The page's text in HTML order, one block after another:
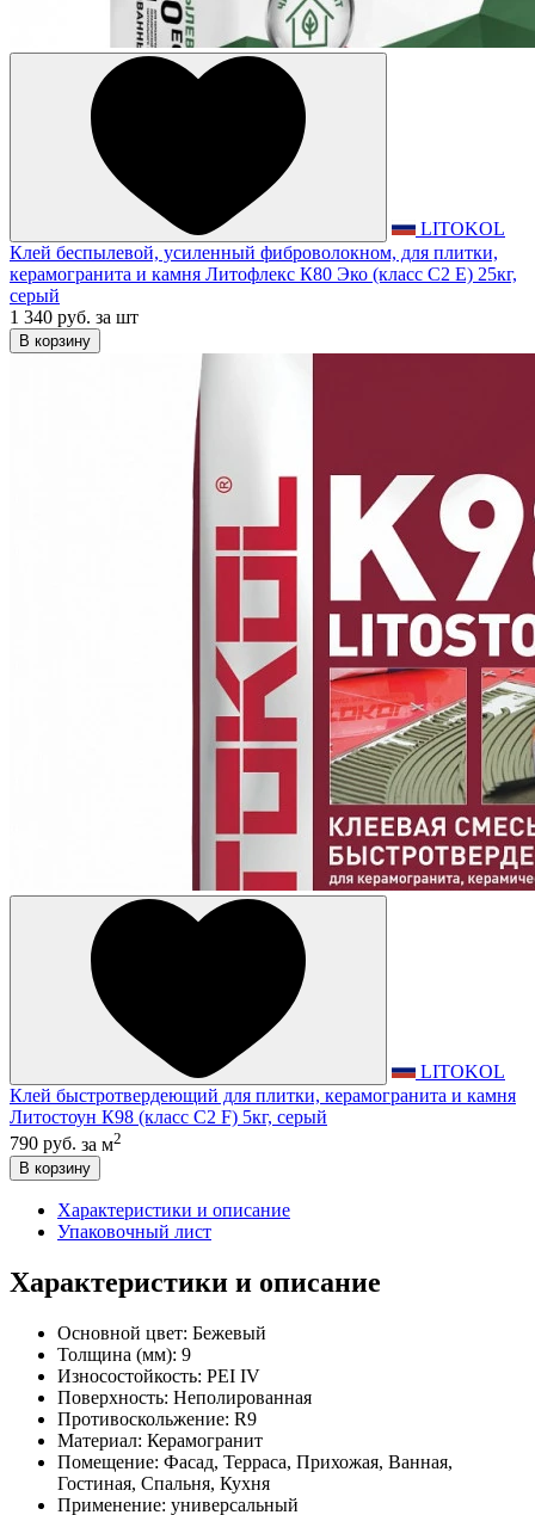
LITOKOL
Клей беспылевой, усиленный фиброволокном, для плитки,
керамогранита и камня Литофлекс К80 Эко (класс С2 Е) 25кг,
серый
1 340 руб. за шт
В корзину
LITOKOL
Клей быстротвердеющий для плитки, керамогранита и камня
Литостоун К98 (класс С2 F) 5кг, серый
790 руб. за м2
В корзину
Характеристики и описание
Упаковочный лист
Характеристики и описание
Основной цвет: Бежевый
Толщина (мм): 9
Износостойкость: PEI IV
Поверхность: Неполированная
Противоскольжение: R9
Материал: Керамогранит
Помещение: Фасад, Терраса, Прихожая, Ванная,
Гостиная, Спальня, Кухня
Применение: универсальный